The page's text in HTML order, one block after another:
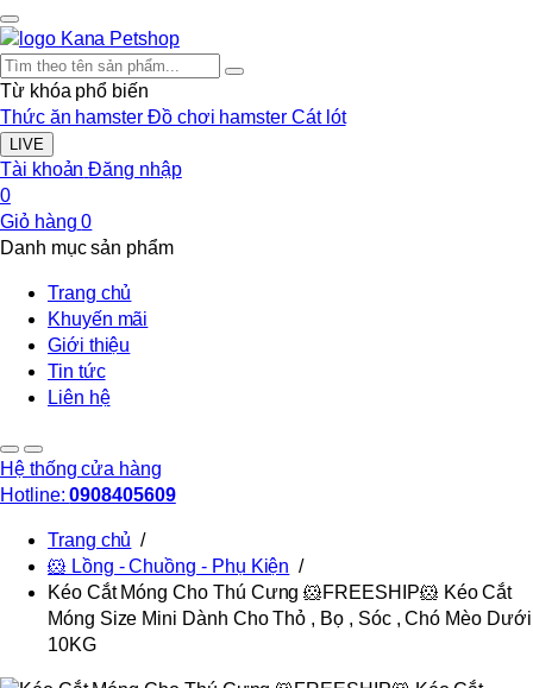
Từ khóa phổ biến
Thức ăn hamster Đồ chơi hamster Cát lót
LIVE
Tài khoản Đăng nhập
0
Giỏ hàng 0
Danh mục sản phẩm
Trang chủ
Khuyến mãi
Giới thiệu
Tin tức
Liên hệ
Hệ thống cửa hàng
Hotline:0908405609
Trang chủ /
🐹 Lồng - Chuồng - Phụ Kiện /
Kéo Cắt Móng Cho Thú Cưng 🐹FREESHIP🐹 Kéo Cắt
Móng Size Mini Dành Cho Thỏ , Bọ , Sóc , Chó Mèo Dưới
10KG